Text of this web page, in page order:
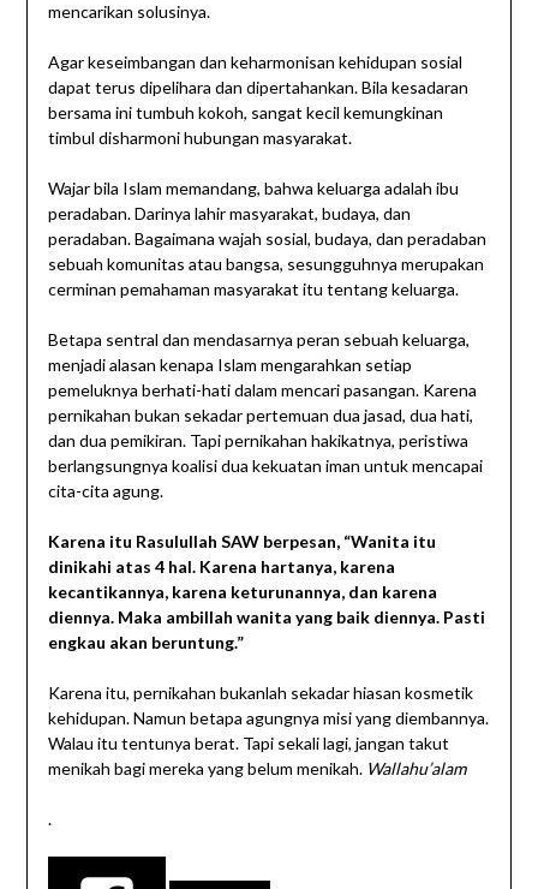
mencarikan solusinya.
Agar keseimbangan dan keharmonisan kehidupan sosial
dapat terus dipelihara dan dipertahankan. Bila kesadaran
bersama ini tumbuh kokoh, sangat kecil kemungkinan
timbul disharmoni hubungan masyarakat.
Wajar bila Islam memandang, bahwa keluarga adalah ibu
peradaban. Darinya lahir masyarakat, budaya, dan
peradaban. Bagaimana wajah sosial, budaya, dan peradaban
sebuah komunitas atau bangsa, sesungguhnya merupakan
cerminan pemahaman masyarakat itu tentang keluarga.
Betapa sentral dan mendasarnya peran sebuah keluarga,
menjadi alasan kenapa Islam mengarahkan setiap
pemeluknya berhati-hati dalam mencari pasangan. Karena
pernikahan bukan sekadar pertemuan dua jasad, dua hati,
dan dua pemikiran. Tapi pernikahan hakikatnya, peristiwa
berlangsungnya koalisi dua kekuatan iman untuk mencapai
cita-cita agung.
Karena itu Rasulullah SAW berpesan, “Wanita itu
dinikahi atas 4 hal. Karena hartanya, karena
kecantikannya, karena keturunannya, dan karena
diennya. Maka ambillah wanita yang baik diennya. Pasti
engkau akan beruntung.”
Karena itu, pernikahan bukanlah sekadar hiasan kosmetik
kehidupan. Namun betapa agungnya misi yang diembannya.
Walau itu tentunya berat. Tapi sekali lagi, jangan takut
menikah bagi mereka yang belum menikah. Wallahu’alam
.